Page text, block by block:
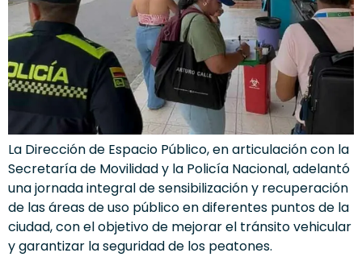
La Dirección de Espacio Público, en articulación con la
Secretaría de Movilidad y la Policía Nacional, adelantó
una jornada integral de sensibilización y recuperación
de las áreas de uso público en diferentes puntos de la
ciudad, con el objetivo de mejorar el tránsito vehicular
y garantizar la seguridad de los peatones.